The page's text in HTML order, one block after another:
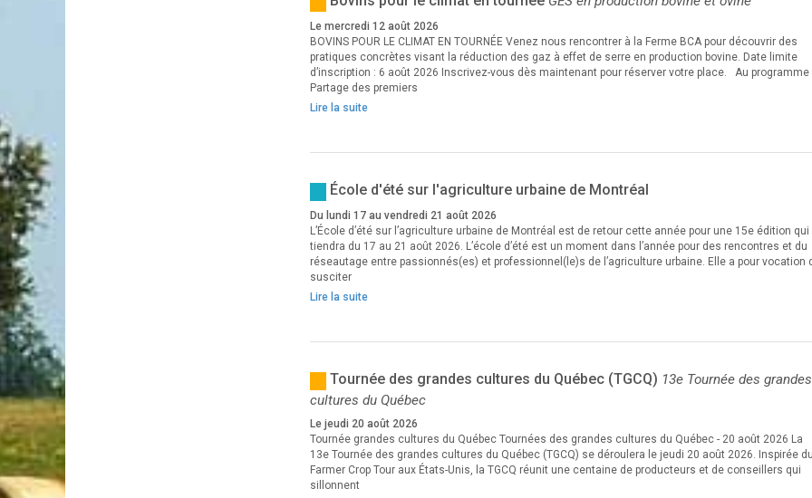
Le mercredi 12 août 2026
BOVINS POUR LE CLIMAT EN TOURNÉE Venez nous rencontrer à la Ferme BCA pour découvrir des
pratiques concrètes visant la réduction des gaz à effet de serre en production bovine. Date limite
d’inscription : 6 août 2026 Inscrivez-vous dès maintenant pour réserver votre place. Au programme
Partage des premiers
Lire la suite
École d'été sur l'agriculture urbaine de Montréal
Du lundi 17 au vendredi 21 août 2026
L’École d’été sur l’agriculture urbaine de Montréal est de retour cette année pour une 15e édition qui
tiendra du 17 au 21 août 2026. L’école d’été est un moment dans l’année pour des rencontres et du
réseautage entre passionnés(es) et professionnel(le)s de l’agriculture urbaine. Elle a pour vocation
susciter
Lire la suite
Tournée des grandes cultures du Québec (TGCQ) 13e Tournée des grandes
cultures du Québec
Le jeudi 20 août 2026
Tournée grandes cultures du Québec Tournées des grandes cultures du Québec - 20 août 2026 La
13e Tournée des grandes cultures du Québec (TGCQ) se déroulera le jeudi 20 août 2026. Inspirée
Farmer Crop Tour aux États-Unis, la TGCQ réunit une centaine de producteurs et de conseillers qui
sillonnent